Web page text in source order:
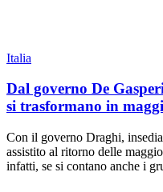
Italia
Dal governo De
si trasformano in
Con il governo Draghi,
assistito al ritorno delle
infatti, se si contano anche i